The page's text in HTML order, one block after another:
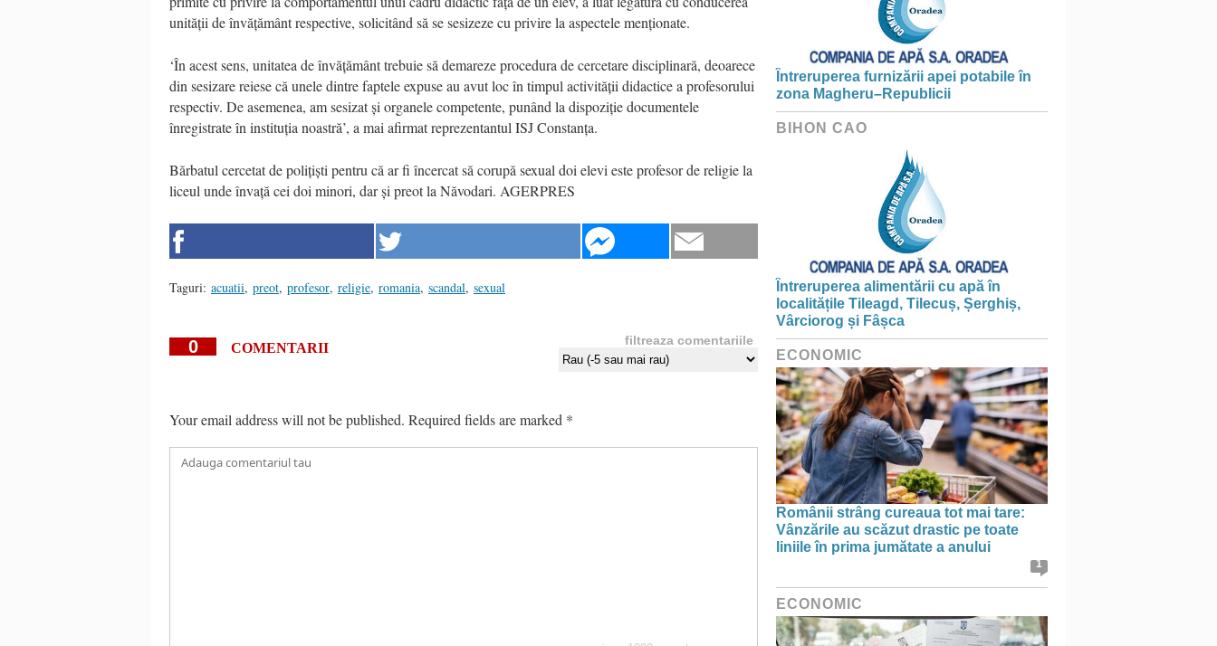
unității de învățământ respective, solicitând să se sesizeze cu privire la aspectele menționate.
‘În acest sens, unitatea de învățământ trebuie să demareze procedura de cercetare disciplinară, deoarece
din sesizare reiese că unele dintre faptele expuse au avut loc în timpul activității didactice a profesorului
respectiv. De asemenea, am sesizat și organele competente, punând la dispoziție documentele
înregistrate în instituția noastră’, a mai afirmat reprezentantul ISJ Constanța.
Bărbatul cercetat de polițiști pentru că ar fi încercat să corupă sexual doi elevi este profesor de religie la
liceul unde învață cei doi minori, dar și preot la Năvodari. AGERPRES
Taguri: acuatii, preot, profesor, religie, romania, scandal, sexual
0 COMENTARII filtreaza comentariile
Your email address will not be published. Required fields are marked *
Întreruperea furnizării apei potabile în
zona Magheru–Republicii
BIHON CAO
Întreruperea alimentării cu apă în
localitățile Tileagd, Tilecuș, Șerghiș,
Vârciorog și Fâșca
ECONOMIC
Românii strâng cureaua tot mai tare:
Vânzările au scăzut drastic pe toate
liniile în prima jumătate a anului
1
ECONOMIC